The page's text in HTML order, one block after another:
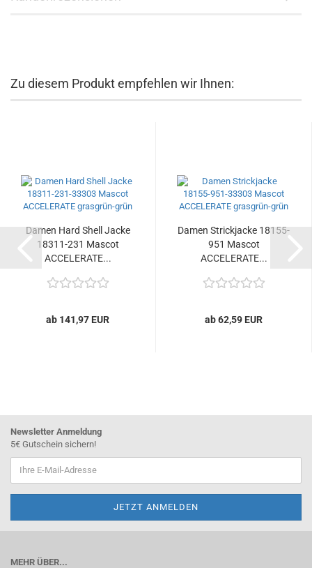
Zu diesem Produkt empfehlen wir Ihnen:
Damen Hard Shell Jacke
18311-231 Mascot
ACCELERATE...
ab 141,97 EUR
Damen Strickjacke 18155-
951 Mascot
ACCELERATE...
ab 62,59 EUR
Newsletter Anmeldung
5€ Gutschein sichern!
MEHR ÜBER...